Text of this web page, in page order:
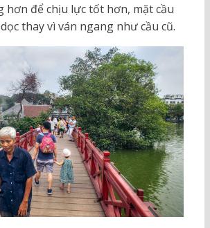
hơn để chịu lực tốt hơn, mặt cầu
thay vì ván ngang như cầu cũ.